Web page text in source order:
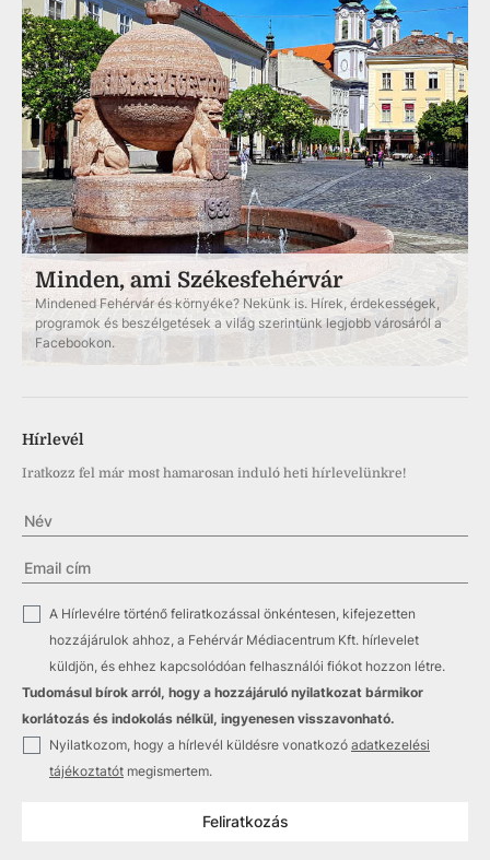
Minden, ami Székesfehérvár
Mindened Fehérvár és környéke? Nekünk is. Hírek, érdekességek,
programok és beszélgetések a világ szerintünk legjobb városáról a
Facebookon.
Hírlevél
Iratkozz fel már most hamarosan induló heti hírlevelünkre!
A Hírlevélre történő feliratkozással önkéntesen, kifejezetten
hozzájárulok ahhoz, a Fehérvár Médiacentrum Kft. hírlevelet
küldjön, és ehhez kapcsolódóan felhasználói fiókot hozzon létre.
Tudomásul bírok arról, hogy a hozzájáruló nyilatkozat bármikor
korlátozás és indokolás nélkül, ingyenesen visszavonható.
Nyilatkozom, hogy a hírlevél küldésre vonatkozó adatkezelési
tájékoztatót megismertem.
Feliratkozás